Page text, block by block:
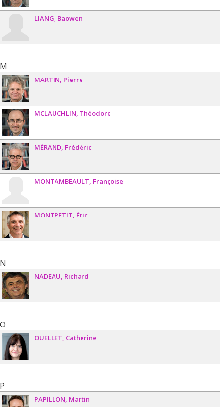
LIANG Baowen
M
MARTIN Pierre
MCLAUCHLIN Théodore
MÉRAND Frédéric
MONTAMBEAULT Françoise
MONTPETIT Éric
N
NADEAU Richard
O
OUELLET Catherine
P
PAPILLON Martin